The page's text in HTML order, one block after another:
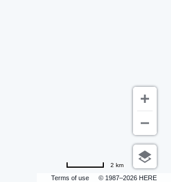
Terms of use © 1987–2026 HERE
2 km